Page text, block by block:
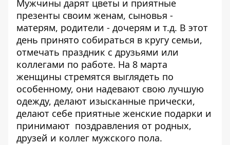
Мужчины дарят цветы и приятные
презенты своим женам, сыновья -
матерям, родители - дочерям и т.д. В этот
день принято собираться в кругу семьи,
отмечать праздник с друзьями или
коллегами по работе. На 8 марта
женщины стремятся выглядеть по
особенному, они надевают свою лучшую
одежду, делают изысканные прически,
делают себе приятные женские подарки и
принимают поздравления от родных,
друзей и коллег мужского пола.